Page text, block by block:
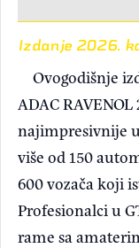
Izdanje 2026.
Ovogodišnje
ADAC
najimpresivnije
više od 150
600 vozača koji
Profesionalci u
rame sa